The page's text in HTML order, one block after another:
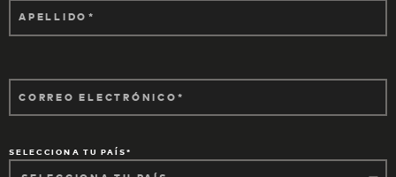
APELLIDO
CORREO ELECTRÓNICO
SELECCIONA TU PAÍS